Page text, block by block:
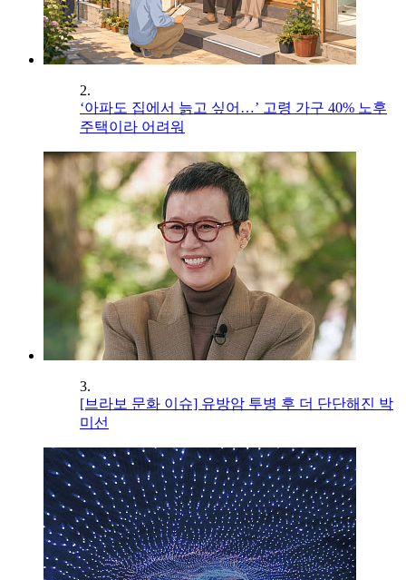
2.
‘아파도 집에서 늙고 싶어…’ 고령 가구 40% 노후
주택이라 어려워
3.
[브라보 문화 이슈] 유방암 투병 후 더 단단해진 박
미선